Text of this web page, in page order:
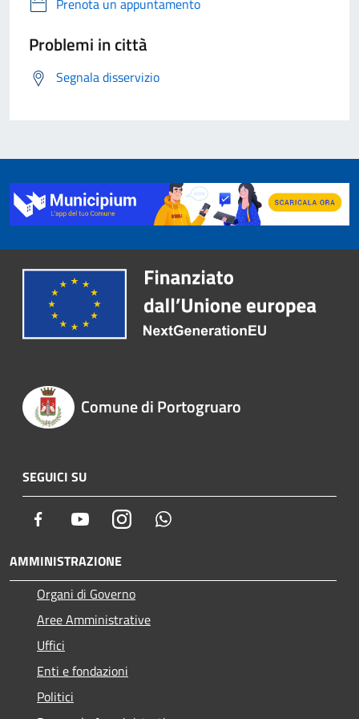
Prenota un appuntamento
Problemi in città
Segnala disservizio
Comune di Portogruaro
SEGUICI SU
Facebook YoutubeInstagram
AMMINISTRAZIONE
Organi di Governo
Aree Amministrative
Uffici
Enti e fondazioni
Politici